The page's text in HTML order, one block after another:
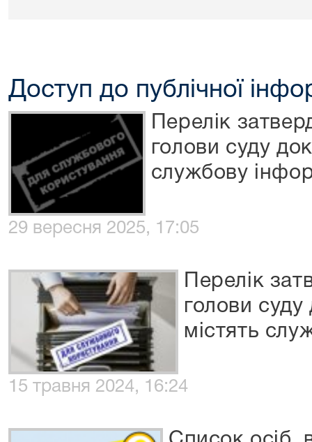
Доступ до публічної
Перелік
голови суду
службову
29 вересня 2025, 17:05
Перелік
голови
містять
15 травня 2024, 16:24